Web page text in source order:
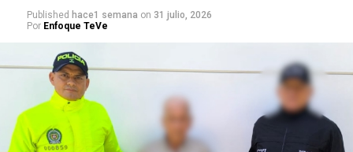
Published hace1 semana on 31 julio, 2026
Por Enfoque TeVe